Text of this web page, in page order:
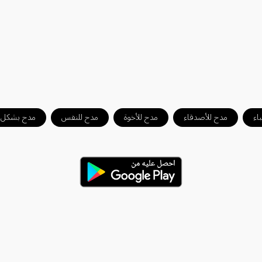
مدح للأصدقاء مدح للأخوة مدح للنفس مدح بشكل